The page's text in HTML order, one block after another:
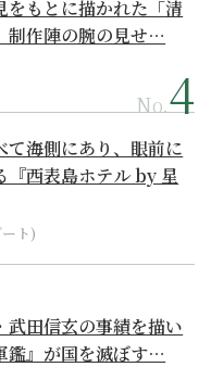
をもとに描かれた「清
制作陣の腕の見せ…
No.
て海側にあり、眼前に
『西表島ホテル by 星
ト)
武田信玄の事績を描い
鑑』が国を滅ぼす…